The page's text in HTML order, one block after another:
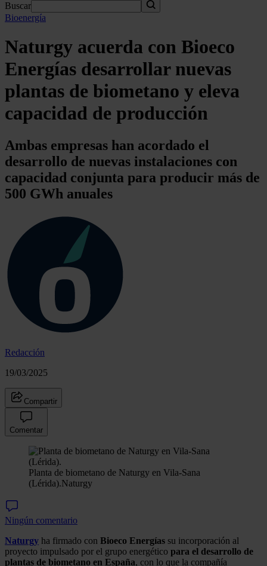
Buscar
Bioenergía
Naturgy acuerda con Bioeco
Energías desarrollar nuevas
plantas de biometano y eleva
capacidad de producción
Ambas empresas han acordado el
desarrollo de nuevas instalaciones con
capacidad conjunta para producir más de
500 GWh anuales
Redacción
19/03/2025
Compartir
Comentar
Planta de biometano de Naturgy en Vila-Sana
(Lérida).Naturgy
Ningún comentario
Naturgy ha firmado con Bioeco Energías su incorporación al
proyecto impulsado por el grupo energético para el desarrollo de
plantas de biometano en España, con lo que la compañía